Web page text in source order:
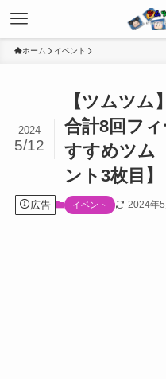
ホーム イベント
【ツムツム
合計8回フ
すすめツム
ント3枚目】
2024
5/12
広告 イベント 2024年